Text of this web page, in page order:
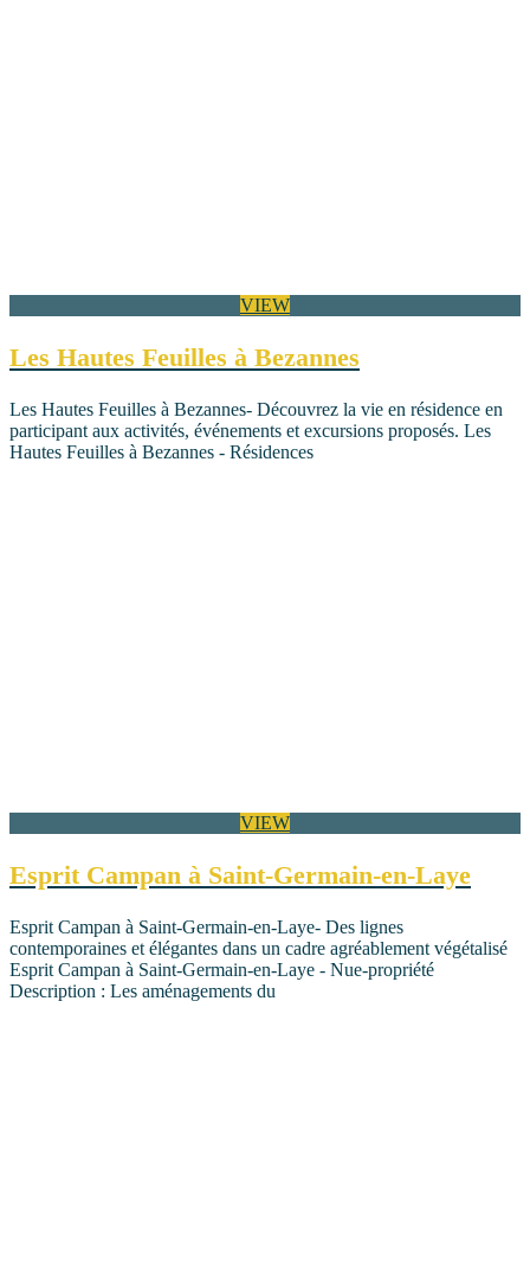
VIEW
Les Hautes Feuilles à Bezannes
Les Hautes Feuilles à Bezannes- Découvrez la vie en résidence en
participant aux activités, événements et excursions proposés. Les
Hautes Feuilles à Bezannes - Résidences
VIEW
Esprit Campan à Saint-Germain-en-Laye
Esprit Campan à Saint-Germain-en-Laye- Des lignes
contemporaines et élégantes dans un cadre agréablement végétalisé
Esprit Campan à Saint-Germain-en-Laye - Nue-propriété
Description : Les aménagements du